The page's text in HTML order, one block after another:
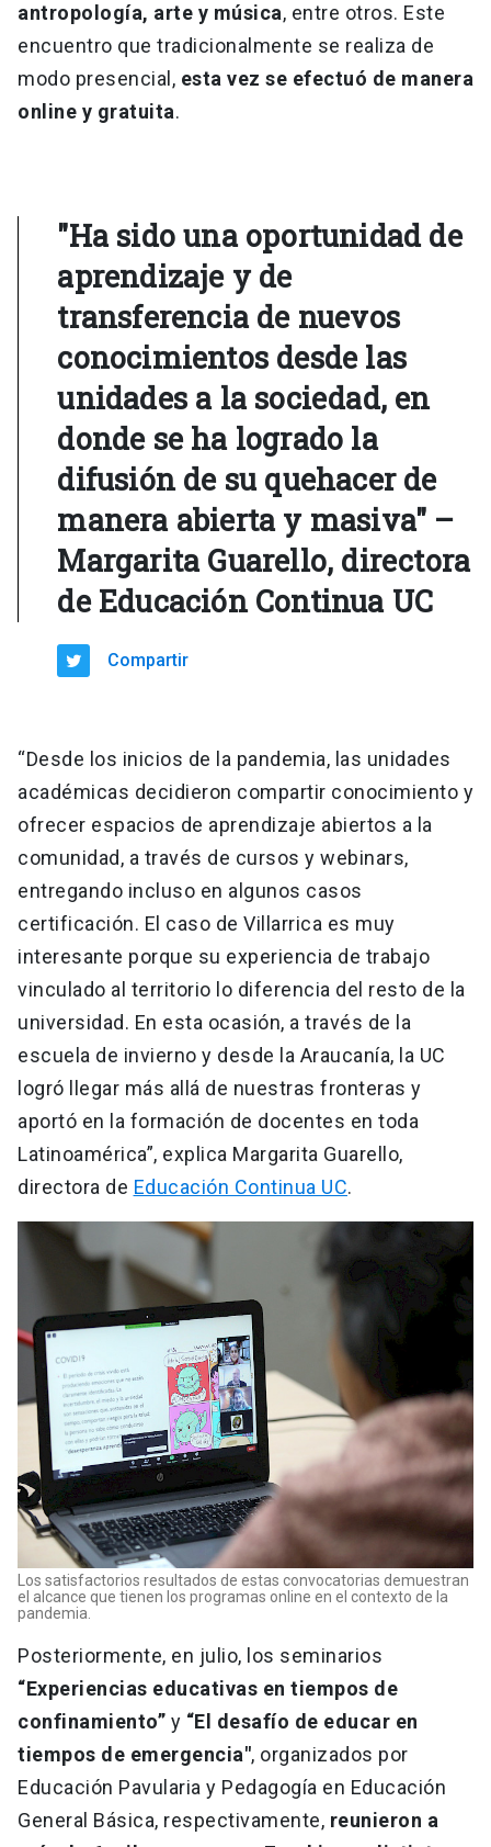
antropología, arte y música, entre otros. Este
encuentro que tradicionalmente se realiza de
modo presencial, esta vez se efectuó de manera
online y gratuita.
"Ha sido una oportunidad de
aprendizaje y de
transferencia de nuevos
conocimientos desde las
unidades a la sociedad, en
donde se ha logrado la
difusión de su quehacer de
manera abierta y masiva" –
Margarita Guarello, directora
de Educación Continua UC
Compartir
“Desde los inicios de la pandemia, las unidades
académicas decidieron compartir conocimiento y
ofrecer espacios de aprendizaje abiertos a la
comunidad, a través de cursos y webinars,
entregando incluso en algunos casos
certificación. El caso de Villarrica es muy
interesante porque su experiencia de trabajo
vinculado al territorio lo diferencia del resto de la
universidad. En esta ocasión, a través de la
escuela de invierno y desde la Araucanía, la UC
logró llegar más allá de nuestras fronteras y
aportó en la formación de docentes en toda
Latinoamérica”, explica Margarita Guarello,
directora de Educación Continua UC.
Los satisfactorios resultados de estas convocatorias demuestran
el alcance que tienen los programas online en el contexto de la
pandemia.
Posteriormente, en julio, los seminarios
“Experiencias educativas en tiempos de
confinamiento” y “El desafío de educar en
tiempos de emergencia", organizados por
Educación Pavularia y Pedagogía en Educación
General Básica, respectivamente, reunieron a